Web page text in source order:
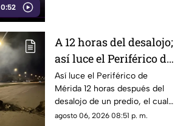
0:52
A 12 horas del desalojo;
así luce el Periférico de
Mérida tras bloqueo y
protestas de
manifestantes
Así luce el Periférico de
Mérida 12 horas después del
desalojo de un predio, el cual
provocó protestas, barricadas
agosto 06, 2026 08:51 p. m.